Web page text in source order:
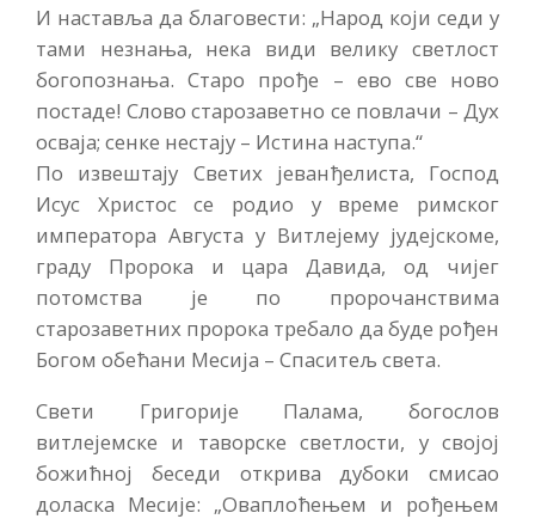
И наставља да благовести: „Народ који седи у
тами незнања, нека види велику светлост
богопознања. Старо прође – ево све ново
постаде! Слово старозаветно се повлачи – Дух
осваја; сенке нестају – Истина наступа.“
По извештају Светих јеванђелиста, Господ
Исус Христос се родио у време римског
императора Августа у Витлејему јудејскоме,
граду Пророка и цара Давида, од чијег
потомства је по пророчанствима
старозаветних пророка требало да буде рођен
Богом обећани Месија – Спаситељ света.
Свети Григорије Палама, богослов
витлејемске и таворске светлости, у својој
божићној беседи открива дубоки смисао
доласка Месије: „Оваплоћењем и рођењем